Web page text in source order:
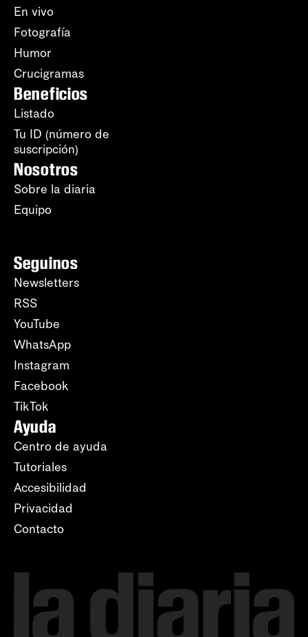
En vivo
Fotografía
Humor
Crucigramas
Beneficios
Listado
Tu ID (número de
suscripción)
Nosotros
Sobre la diaria
Equipo
Seguinos
Newsletters
RSS
YouTube
WhatsApp
Instagram
Facebook
TikTok
Ayuda
Centro de ayuda
Tutoriales
Accesibilidad
Privacidad
Contacto